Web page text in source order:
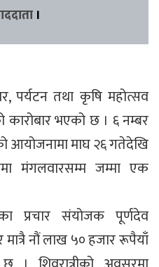
।
पर्यटन तथा कृषि महोत्सव
भएको छ । ६ नम्बर
आयोजनामा माघ २६ गतेदेखि
मंगलवारसम्म जम्मा एक
प्रचार संयोजक पूर्णदेव
नौं लाख ५० हजार रूपैयाँ